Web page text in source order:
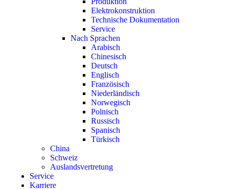
Elektrokonstruktion
Technische Dokumentation
Service
Nach Sprachen
Arabisch
Chinesisch
Deutsch
Englisch
Französisch
Niederländisch
Norwegisch
Polnisch
Russisch
Spanisch
Türkisch
China
Schweiz
Auslandsvertretung
Service
Karriere